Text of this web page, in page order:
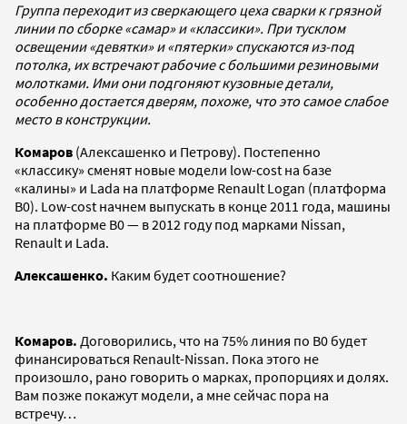
Группа переходит из сверкающего цеха сварки к грязной
линии по сборке «самар» и «классики». При тусклом
освещении «девятки» и «пятерки» спускаются из-под
потолка, их встречают рабочие с большими резиновыми
молотками. Ими они подгоняют кузовные детали,
особенно достается дверям, похоже, что это самое слабое
место в конструкции.
Комаров (Алексашенко и Петрову). Постепенно
«классику» сменят новые модели low-cost на базе
«калины» и Lada на платформе Renault Logan (платформа
B0). Low-cost начнем выпускать в конце 2011 года, машины
на платформе B0 — в 2012 году под марками Nissan,
Renault и Lada.
Алексашенко. Каким будет соотношение?
Комаров. Договорились, что на 75% линия по B0 будет
финансироваться Renault-Nissan. Пока этого не
произошло, рано говорить о марках, пропорциях и долях.
Вам позже покажут модели, а мне сейчас пора на
встречу…